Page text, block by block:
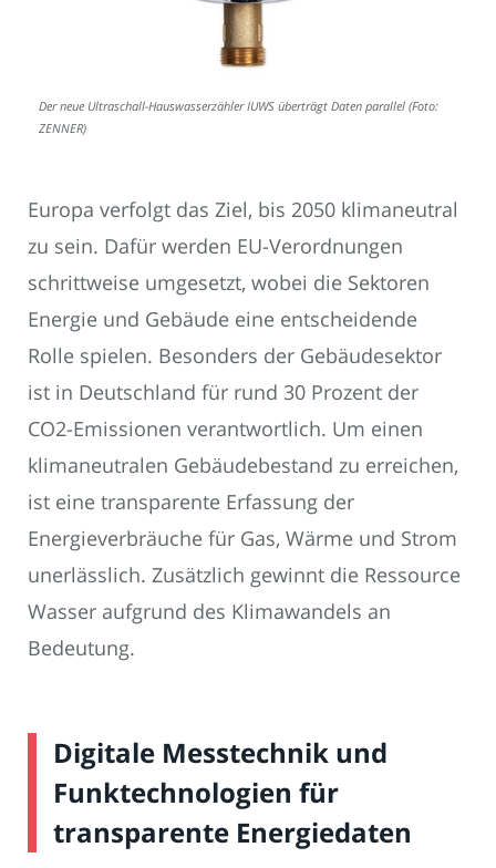
Der neue Ultraschall-Hauswasserzähler IUWS überträgt Daten parallel (Foto:
ZENNER)
Europa verfolgt das Ziel, bis 2050 klimaneutral
zu sein. Dafür werden EU-Verordnungen
schrittweise umgesetzt, wobei die Sektoren
Energie und Gebäude eine entscheidende
Rolle spielen. Besonders der Gebäudesektor
ist in Deutschland für rund 30 Prozent der
CO2-Emissionen verantwortlich. Um einen
klimaneutralen Gebäudebestand zu erreichen,
ist eine transparente Erfassung der
Energieverbräuche für Gas, Wärme und Strom
unerlässlich. Zusätzlich gewinnt die Ressource
Wasser aufgrund des Klimawandels an
Bedeutung.
Digitale Messtechnik und
Funktechnologien für
transparente Energiedaten